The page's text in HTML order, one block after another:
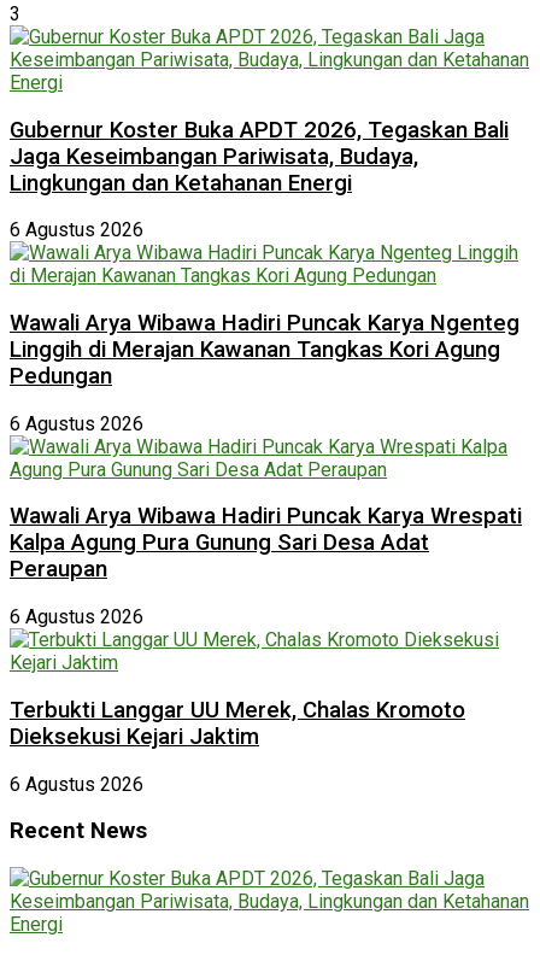
3
Gubernur Koster Buka APDT 2026, Tegaskan Bali
Jaga Keseimbangan Pariwisata, Budaya,
Lingkungan dan Ketahanan Energi
6 Agustus 2026
Wawali Arya Wibawa Hadiri Puncak Karya Ngenteg
Linggih di Merajan Kawanan Tangkas Kori Agung
Pedungan
6 Agustus 2026
Wawali Arya Wibawa Hadiri Puncak Karya Wrespati
Kalpa Agung Pura Gunung Sari Desa Adat
Peraupan
6 Agustus 2026
Terbukti Langgar UU Merek, Chalas Kromoto
Dieksekusi Kejari Jaktim
6 Agustus 2026
Recent News